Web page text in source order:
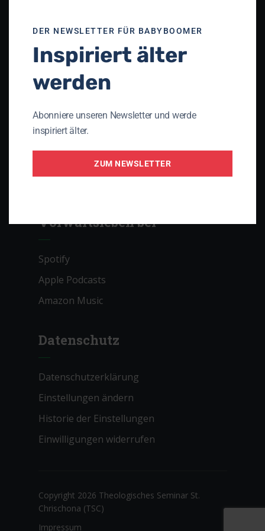
Theologisches Seminar St. Chrischona
(TSC)
Die Apis
Arbeitsgemeinschaft Perspektive 3D
Lebenslauf – das christliche Magazin mit
Vorwärtsleben bei
Spotify
Apple Podcasts
Amazon Music
Datenschutz
Datenschutzerklärung
Einstellungen ändern
Historie der Einstellungen
Einwilligungen widerrufen
Copyright 2026 Theologisches Seminar St.
Chrischona (TSC)
Impressum
DER NEWSLETTER FÜR BABYBOOMER
Inspiriert älter
werden
Abonniere unseren Newsletter und werde
inspiriert älter.
ZUM NEWSLETTER